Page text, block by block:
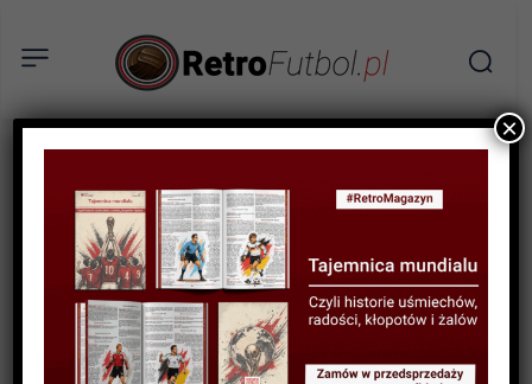
BIOGRAFIE PIŁKARZY
Park Ji-Sung – Koreańczyk
o trzech płucach
×